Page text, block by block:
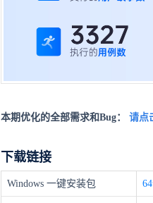
本期优化的全部需求和Bug： 请点
下载链接
Windows 一键安装包